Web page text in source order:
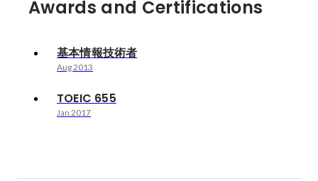
Awards and Certifications
基本情報技術者
Aug 2013
TOEIC 655
Jan 2017